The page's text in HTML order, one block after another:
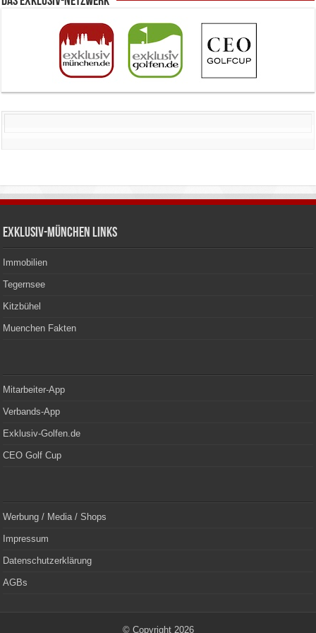
Exklusiv-München Links
Immobilien
Tegernsee
Kitzbühel
Muenchen Fakten
Mitarbeiter-App
Verbands-App
Exklusiv-Golfen.de
CEO Golf Cup
Werbung / Media / Shops
Impressum
Datenschutzerklärung
AGBs
© Copyright 2026